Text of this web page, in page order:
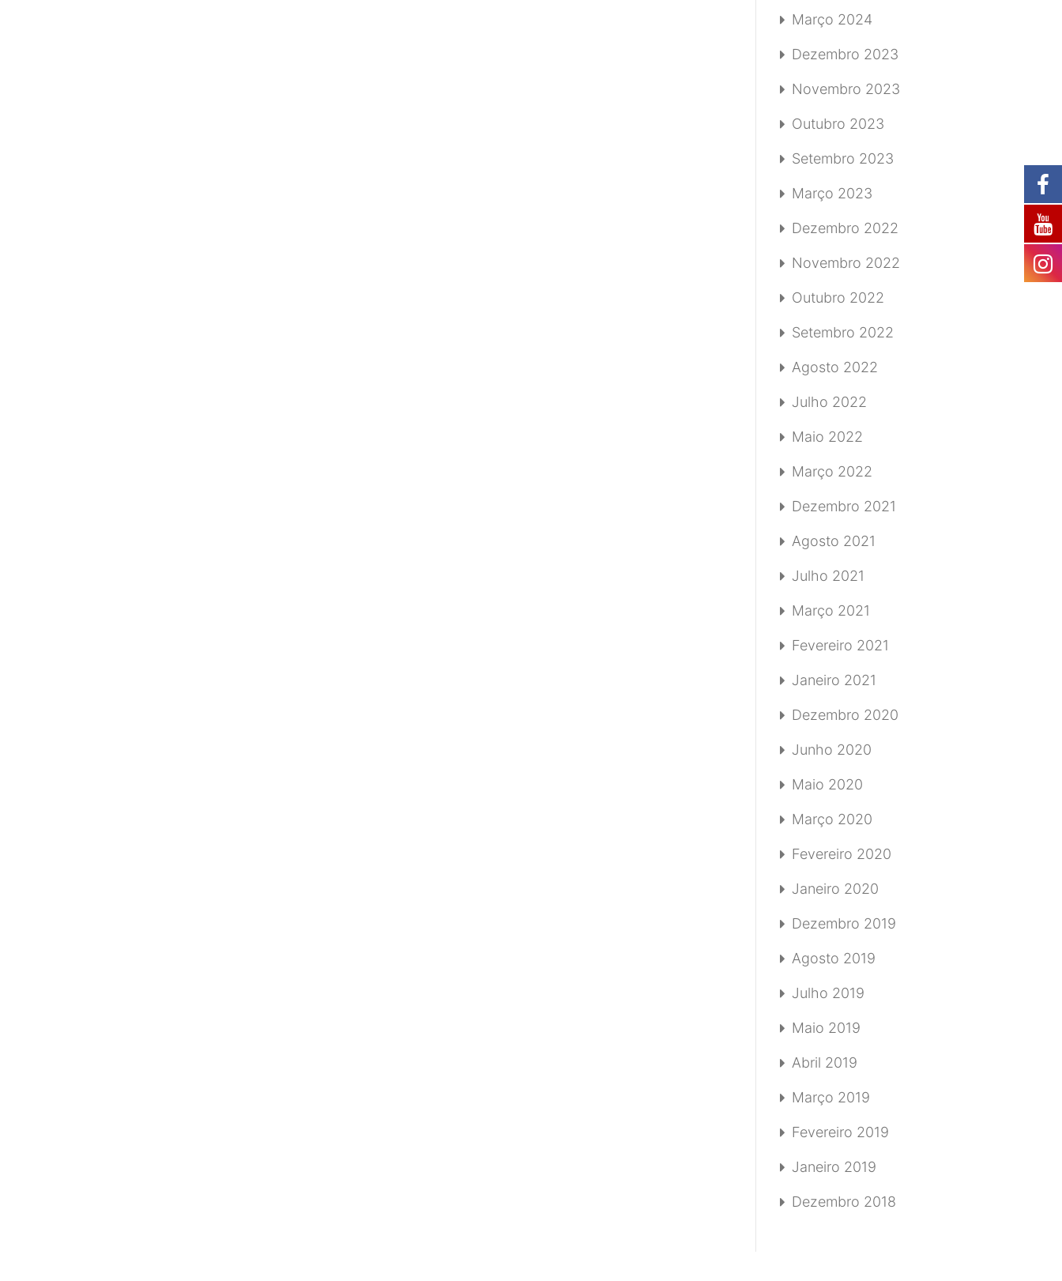
Março 2024
Dezembro 2023
Novembro 2023
Outubro 2023
Setembro 2023
Março 2023
Dezembro 2022
Novembro 2022
Outubro 2022
Setembro 2022
Agosto 2022
Julho 2022
Maio 2022
Março 2022
Dezembro 2021
Agosto 2021
Julho 2021
Março 2021
Fevereiro 2021
Janeiro 2021
Dezembro 2020
Junho 2020
Maio 2020
Março 2020
Fevereiro 2020
Janeiro 2020
Dezembro 2019
Agosto 2019
Julho 2019
Maio 2019
Abril 2019
Março 2019
Fevereiro 2019
Janeiro 2019
Dezembro 2018